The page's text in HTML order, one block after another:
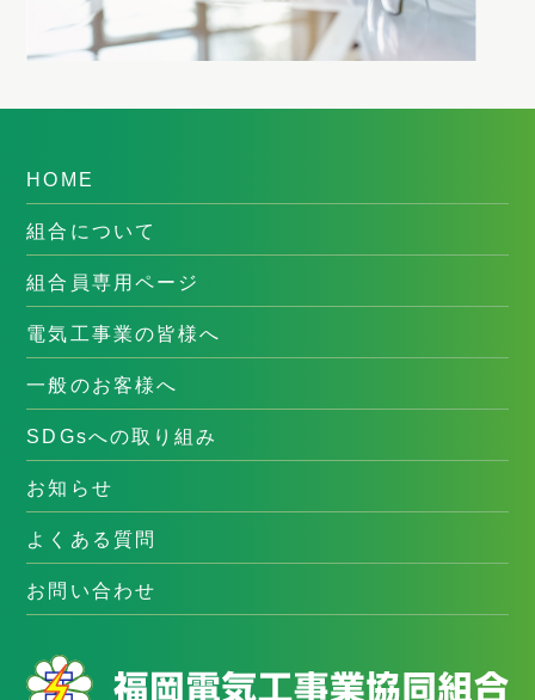
HOME
組合について
組合員専用ページ
電気工事業の皆様へ
一般のお客様へ
SDGsへの取り組み
お知らせ
よくある質問
お問い合わせ